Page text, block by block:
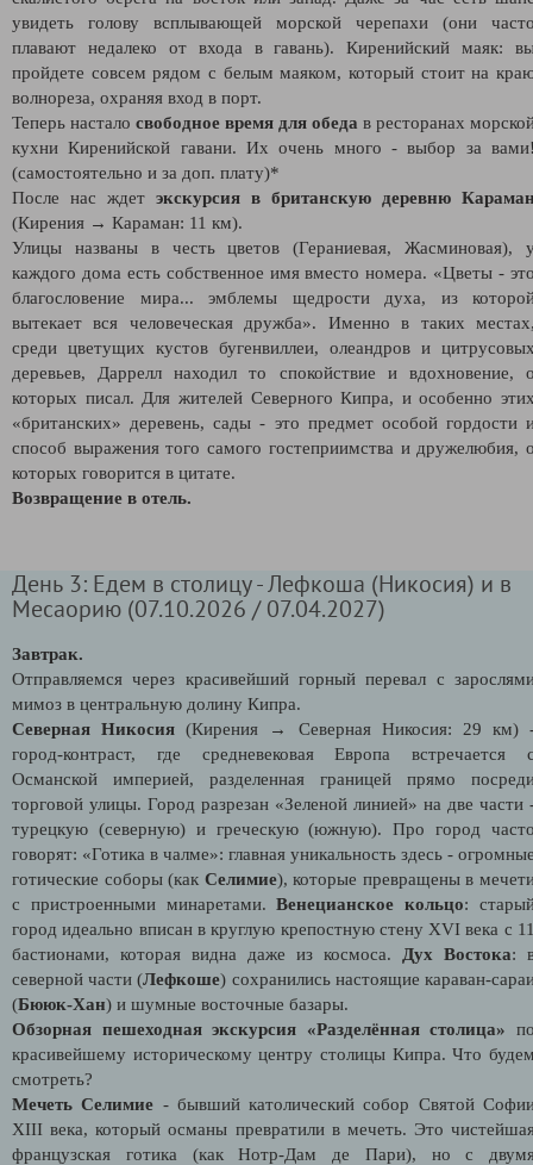
увидеть голову всплывающей морской черепахи (они
плавают недалеко от входа в гавань). Киренийский маяк:
пройдете совсем рядом с белым маяком, который стоит на
волнореза, охраняя вход в порт.
Теперь настало свободное время для обеда в ресторанах
кухни Киренийской гавани. Их очень много - выбор за
(самостоятельно и за доп. плату)*
После нас ждет экскурсия в британскую деревню
(Кирения → Караман: 11 км).
Улицы названы в честь цветов (Гераниевая, Жасминовая),
каждого дома есть собственное имя вместо номера. «Цветы -
благословение мира... эмблемы щедрости духа, из
вытекает вся человеческая дружба». Именно в таких
среди цветущих кустов бугенвиллеи, олеандров и
деревьев, Даррелл находил то спокойствие и вдохновение,
которых писал. Для жителей Северного Кипра, и особенно
«британских» деревень, сады - это предмет особой гордости
способ выражения того самого гостеприимства и дружелюбия,
которых говорится в цитате.
Возвращение в отель.
День 3: Едем в столицу - Лефкоша (Никосия) и в
Месаорию (07.10.2026 / 07.04.2027)
Завтрак.
Отправляемся через красивейший горный перевал с
мимоз в центральную долину Кипра.
Северная Никосия (Кирения → Северная Никосия: 29 км)
город-контраст, где средневековая Европа встречается
Османской империей, разделенная границей прямо
торговой улицы. Город разрезан «Зеленой линией» на две части
турецкую (северную) и греческую (южную). Про город
говорят: «Готика в чалме»: главная уникальность здесь -
готические соборы (как Селимие), которые превращены в
с пристроенными минаретами.Венецианское кольцо:
город идеально вписан в круглую крепостную стену XVI века с
бастионами, которая видна даже из космоса.
Дух Востока:
северной части (Лефкоше) сохранились настоящие караван-
(Бююк-Хан) и шумные восточные базары.
Обзорная пешеходная экскурсия «Разделённая столица»
красивейшему историческому центру столицы Кипра. Что
смотреть?
Мечеть Селимие - бывший католический собор Святой
XIII века, который османы превратили в мечеть. Это
французская готика (как Нотр-Дам де Пари), но с